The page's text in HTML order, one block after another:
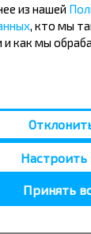
из нашей
, кто мы
и как мы
Настроить
Принять